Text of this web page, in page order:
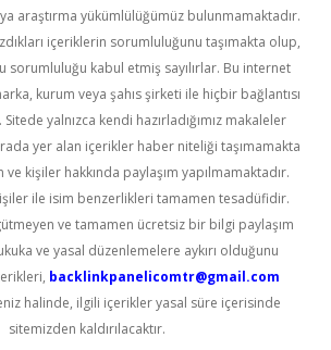
araştırma yükümlülüğümüz bulunmamaktadır.
içeriklerin sorumluluğunu taşımakta olup,
sorumluluğu kabul etmiş sayılırlar. Bu internet
kurum veya şahıs şirketi ile hiçbir bağlantısı
yalnızca kendi hazırladığımız makaleler
yer alan içerikler haber niteliği taşımamakta
kişiler hakkında paylaşım yapılmamaktadır.
ile isim benzerlikleri tamamen tesadüfidir.
ve tamamen ücretsiz bir bilgi paylaşım
ve yasal düzenlemelere aykırı olduğunu
backlinkpanelicomtr@gmail.com
halinde, ilgili içerikler yasal süre içerisinde
sitemizden kaldırılacaktır.